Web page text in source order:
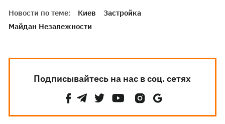
Новости по теме: Киев
Застройка
Майдан Незалежности
Подписывайтесь на нас в соц. сетях